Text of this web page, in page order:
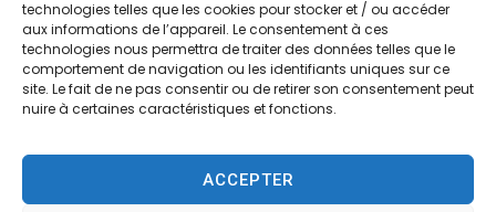
technologies telles que les cookies pour stocker et / ou accéder
aux informations de l’appareil. Le consentement à ces
technologies nous permettra de traiter des données telles que le
comportement de navigation ou les identifiants uniques sur ce
site. Le fait de ne pas consentir ou de retirer son consentement peut
nuire à certaines caractéristiques et fonctions.
ACCEPTER
Confidentialité